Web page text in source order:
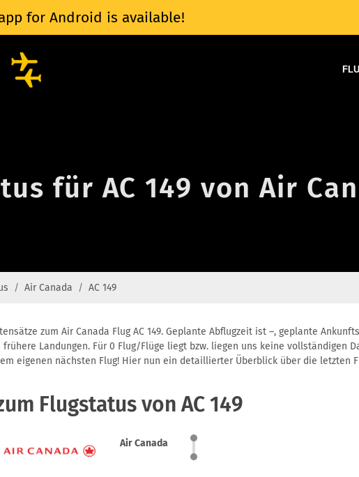
for Android is available!
für AC 149 von Air
Air Canada AC 149
zum Air Canada Flug AC 149. Geplante Abflugzeit ist –, geplante
Landungen. Für 0 Flug/Flüge liegt bzw. liegen uns keine vollständigen
eigenen nächsten Flug! Hier nun ein detaillierter Überblick über die letzten
Flugstatus von AC 149
Air Canada